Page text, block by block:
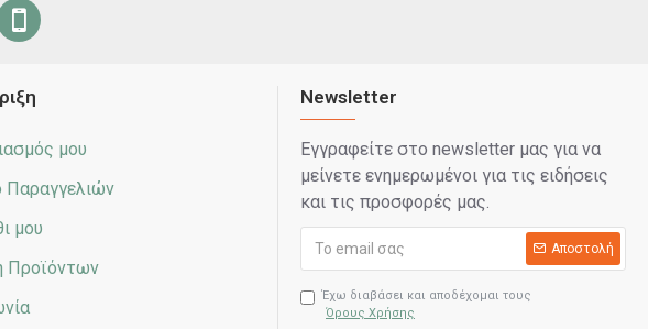
μου
Παραγγελιών
μου
Προϊόντων
Newsletter
Εγγραφείτε στο newsletter μας για να
μείνετε ενημερωμένοι για τις ειδήσεις
και τις προσφορές μας.
Αποστολή
Έχω διαβάσει και αποδέχομαι τους
Όρους Χρήσης